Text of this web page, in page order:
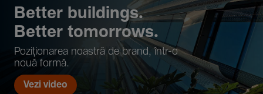
Better buil­dings.
Better tomor­rows.
Pozi­țio­narea noastră de brand, într-o
nouă formă.
Vezi video